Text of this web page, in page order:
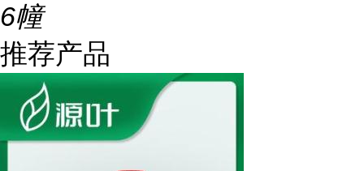
6幢
推荐产品